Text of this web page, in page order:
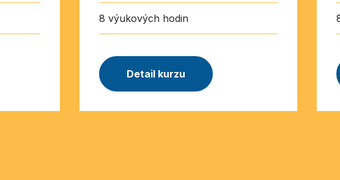
8 výukových hodin
Detail kurzu